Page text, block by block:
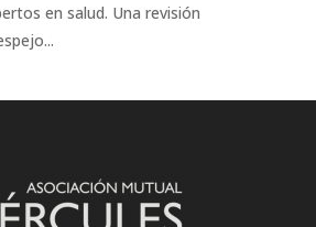
en salud. Una revisión